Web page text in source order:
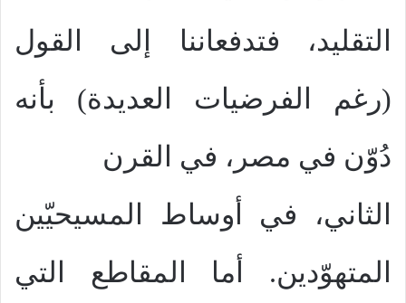
التقليد، فتدفعاننا إلى القول
(رغم الفرضيات العديدة) بأنه
دُوّن في مصر، في القرن
الثاني، في أوساط المسيحيّين
المتهوّدين. أما المقاطع التي